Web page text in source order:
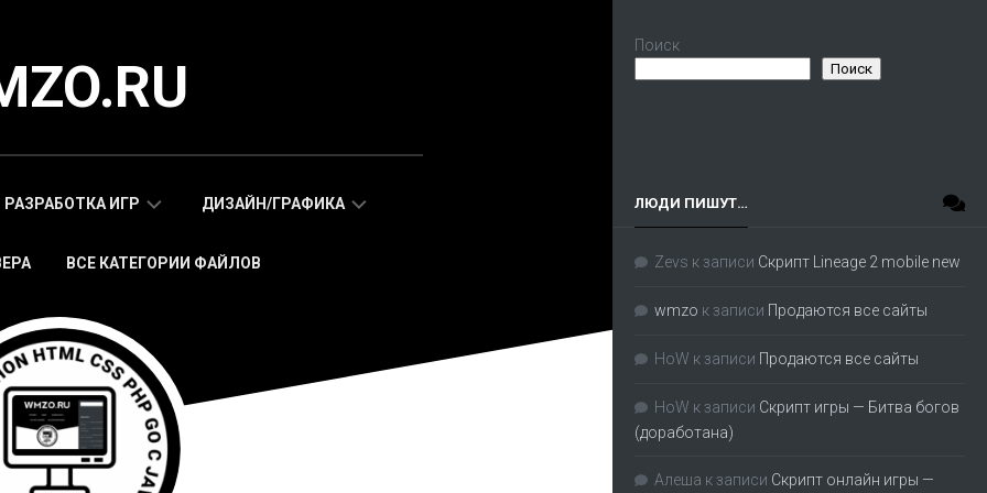
РАЗРАБОТКА ИГР
МОБИЛЬНЫХ
ИГР
HTML5
ИГРЫ
СКРИПТЫ
WEB
ДИЗАЙН/ГРАФИКА
HTML5
ВСЕ КАТЕГОРИИ ФАЙЛОВ
Поиск
Поиск
ЛЮДИ ПИШУТ…
Zevs к записи Скрипт Lineage 2 mobile new
wmzo к записи Продаются все сайты
HoW к записи Продаются все сайты
HoW к записи Скрипт игры — Битва богов
(доработана)
Алеша к записи Скрипт онлайн игры —